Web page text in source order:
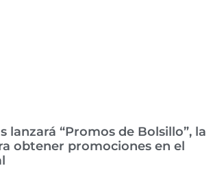
lanzará “Promos de Bolsillo”, la
obtener promociones en el